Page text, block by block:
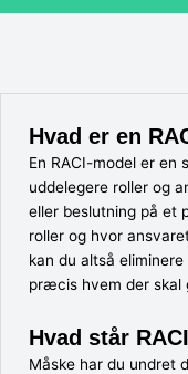
Hvad er en
En RACI-model er en
uddelegere roller og
eller beslutning på et
roller og hvor
kan du altså
præcis hvem der skal
Hvad står
Måske har du undret